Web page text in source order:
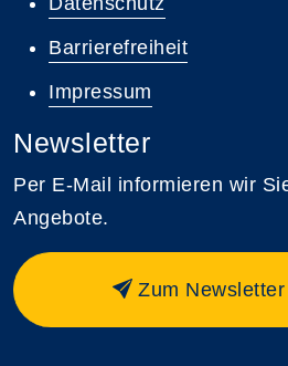
Barrierefreiheit
Impressum
Newsletter
Per E-Mail informieren wir
Angebote.
Zum